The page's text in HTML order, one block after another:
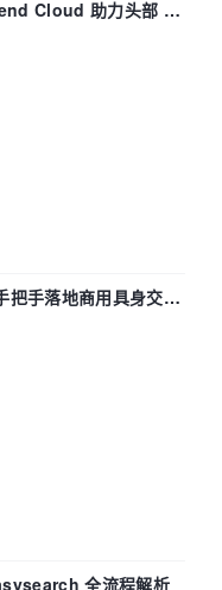
Cloud 助力头部 AI
手落地商用具身交互
全流程解析